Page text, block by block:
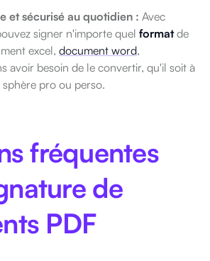
et sécurisé au quotidien : Avec
signer n'importe quel formatde
excel, document word,
avoir besoin de le convertir, qu'il soit à
pro ou perso.
fréquentes
de
PDF